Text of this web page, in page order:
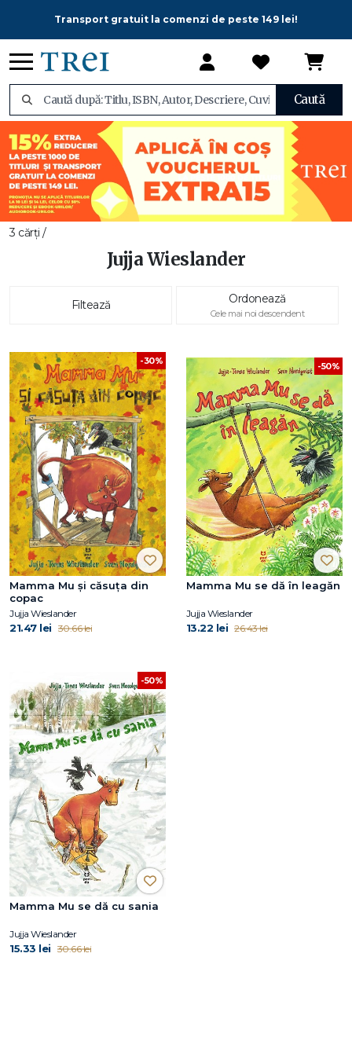
Transport gratuit la comenzi de peste 149 lei!
Caută
3 cărți /
Jujja Wieslander
Filtează Ordonează
Cele mai noi descendent
-30%
Mamma Mu și căsuța din
copac
Jujja Wieslander
21.47 lei 30.66 lei
-50%
Mamma Mu se dă în leagăn
Jujja Wieslander
13.22 lei 26.43 lei
-50%
Mamma Mu se dă cu sania
Jujja Wieslander
15.33 lei 30.66 lei